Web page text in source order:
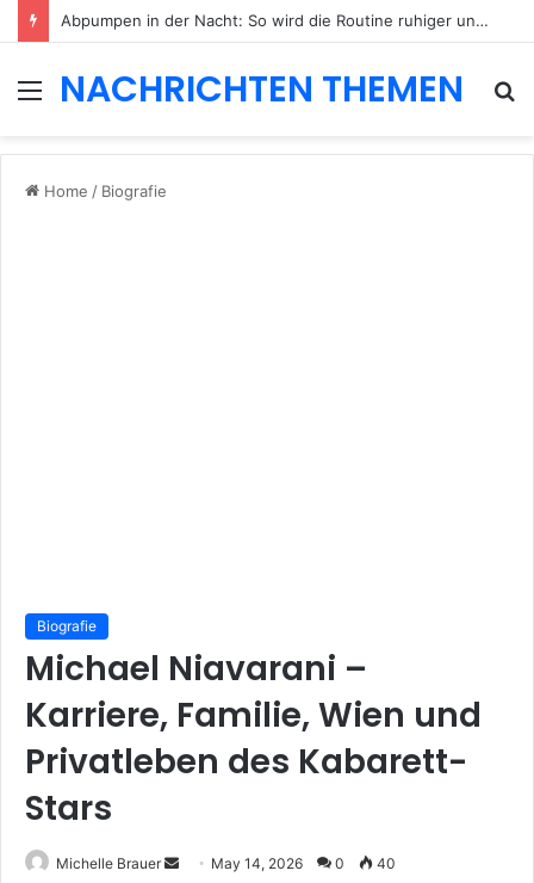
Abpumpen in der Nacht: So wird die Routine ruhiger und besser planbar
Menu
NACHRICHTEN THEMEN
Home / Biografie
Biografie
Michael Niavarani –
Karriere, Familie, Wien und
Privatleben des Kabarett-
Stars
Michelle Brauer
Send May 14, 2026 0 40